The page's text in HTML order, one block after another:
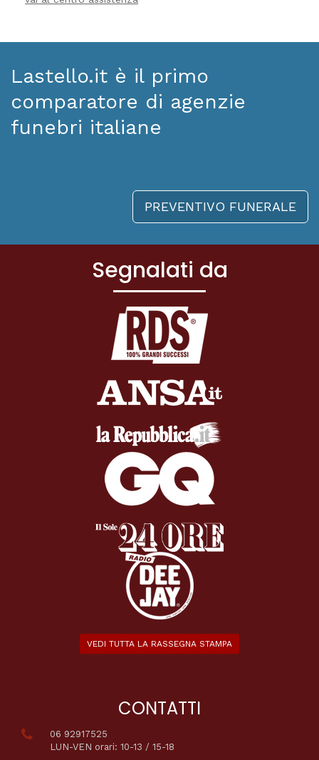
Lastello.it è il primo
comparatore di agenzie
funebri italiane
PREVENTIVO FUNERALE
Segnalati da
VEDI TUTTA LA RASSEGNA STAMPA
CONTATTI
06 92917525
LUN-VEN orari: 10-13 / 15-18